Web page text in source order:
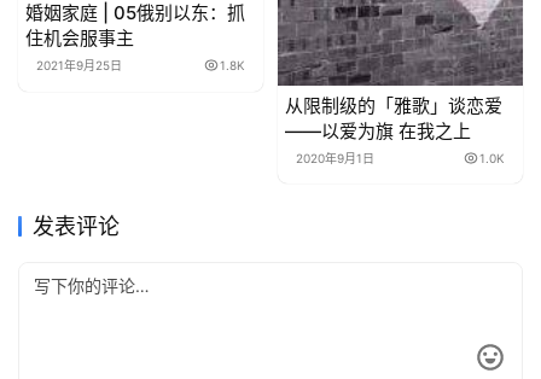
婚姻家庭 | 05俄别以东：抓
住机会服事主
2021年9月25日 1.8K
从限制级的「雅歌」谈恋爱
——以爱为旗 在我之上
2020年9月1日 1.0K
发表评论